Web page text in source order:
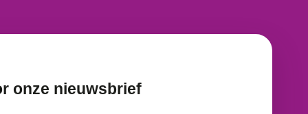
onze nieuwsbrief